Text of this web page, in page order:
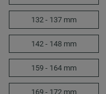
132 - 137 mm
142 - 148 mm
159 - 164 mm
169 - 172 mm